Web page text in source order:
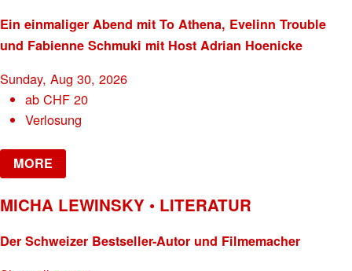
Ein einmaliger Abend mit To Athena, Evelinn Trouble
und Fabienne Schmuki mit Host Adrian Hoenicke
Sunday, Aug 30, 2026
abCHF 20
Verlosung
MORE
MICHA LEWINSKY • LITERATUR
Der Schweizer Bestseller-Autor und Filmemacher